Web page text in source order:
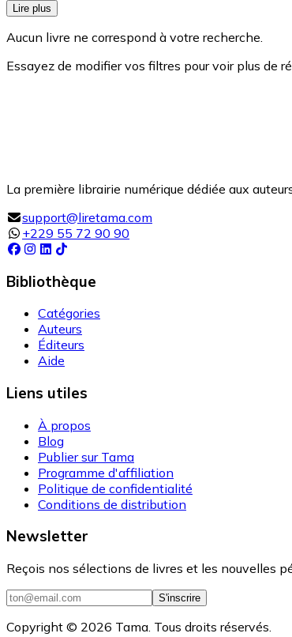
Lire plus
Aucun livre ne correspond à votre recherche.
Essayez de modifier vos filtres pour voir plus de
La première librairie numérique dédiée aux
support@liretama.com
+229 55 72 90 90
Bibliothèque
Catégories
Auteurs
Éditeurs
Aide
Liens utiles
À propos
Blog
Publier sur Tama
Programme d'affiliation
Politique de confidentialité
Conditions de distribution
Newsletter
Reçois nos sélections de livres et les nouvelles
S'inscrire
Copyright © 2026 Tama. Tous droits réservés.